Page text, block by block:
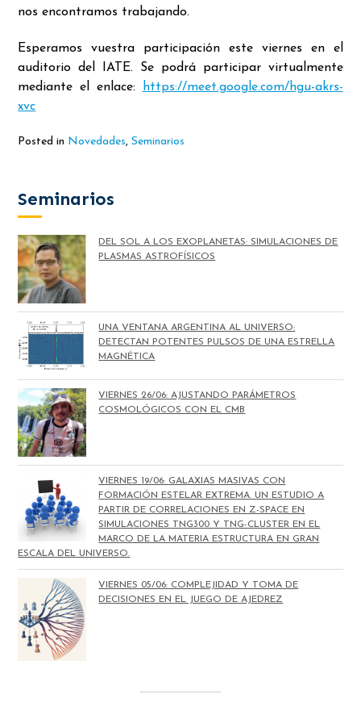
nos encontramos trabajando.
Esperamos vuestra participación este viernes en el
auditorio del IATE. Se podrá participar virtualmente
mediante el enlace:
https://meet.google.com/hgu-akrs-
xvc
Posted in Novedades,Seminarios
Seminarios
DEL SOL A LOS EXOPLANETAS: SIMULACIONES DE
PLASMAS ASTROFÍSICOS
UNA VENTANA ARGENTINA AL UNIVERSO:
DETECTAN POTENTES PULSOS DE UNA ESTRELLA
MAGNÉTICA
VIERNES 26/06: AJUSTANDO PARÁMETROS
COSMOLÓGICOS CON EL CMB
VIERNES 19/06: GALAXIAS MASIVAS CON
FORMACIÓN ESTELAR EXTREMA. UN ESTUDIO A
PARTIR DE CORRELACIONES EN Z-SPACE EN
SIMULACIONES TNG300 Y TNG-CLUSTER EN EL
MARCO DE LA MATERIA ESTRUCTURA EN GRAN
ESCALA DEL UNIVERSO.
VIERNES 05/06: COMPLEJIDAD Y TOMA DE
DECISIONES EN EL JUEGO DE AJEDREZ